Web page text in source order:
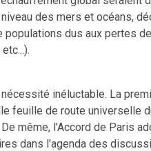
des mers et océans,
dus aux pertes de
inéluctable. La
feuille de route universelle
même, l'Accord de Paris
dans l'agenda des